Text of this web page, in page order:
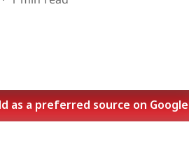
as a preferred source on Google